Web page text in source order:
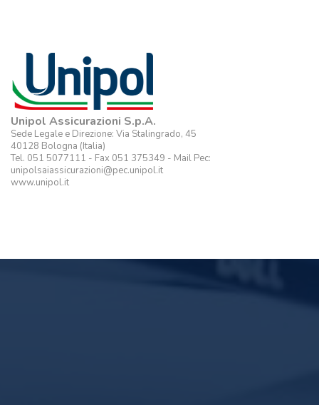
Unipol Assicurazioni S.p.A.
Sede Legale e Direzione: Via Stalingrado, 45
40128 Bologna (Italia)
Tel. 051 5077111 - Fax 051 375349 - Mail Pec:
unipolsaiassicurazioni@pec.unipol.it
www.unipol.it